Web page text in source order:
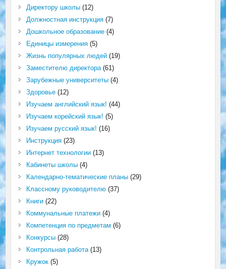
Директору школы(12)
Должностная инструкция(7)
Дошкольное образование(4)
Единицы измерения(5)
Жизнь популярных людей(19)
Заместителю директора(61)
Зарубежные университеты(4)
Здоровье(12)
Изучаем английский язык! (44)
Изучаем корейский язык! (5)
Изучаем русский язык! (16)
Инструкция(23)
Интернет технологии(13)
Кабинеты школы(4)
Календарно-тематические планы(29)
Классному руководителю(37)
Книги(22)
Коммунальные платежи(4)
Компетенция по предметам (6)
Конкурсы(28)
Контрольная работа(13)
Кружок(5)